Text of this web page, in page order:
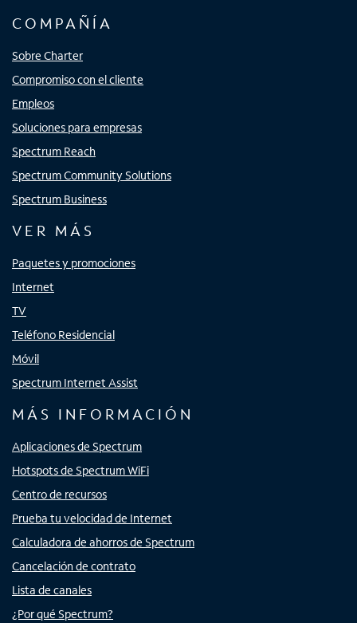
COMPAÑÍA
Sobre Charter
Compromiso con el cliente
Empleos
Soluciones para empresas
Spectrum Reach
Spectrum Community Solutions
Spectrum Business
VER MÁS
Paquetes y promociones
Internet
TV
Teléfono Residencial
Móvil
Spectrum Internet Assist
MÁS INFORMACIÓN
Aplicaciones de Spectrum
Hotspots de Spectrum WiFi
Centro de recursos
Prueba tu velocidad de Internet
Calculadora de ahorros de Spectrum
Cancelación de contrato
Lista de canales
¿Por qué Spectrum?